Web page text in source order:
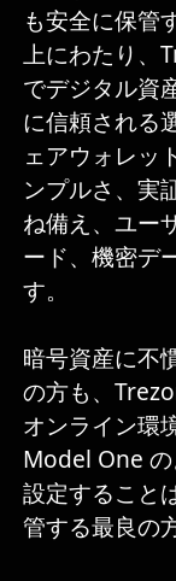
も安全に保管
上にわたり
でデジタル資
に信頼される
ェアウォレッ
ンプルさ、実
ね備え、ユー
ード、機密デ
す。
暗号資産に不
の方も、
オンライン環
Model One の
設定すること
管する最良の